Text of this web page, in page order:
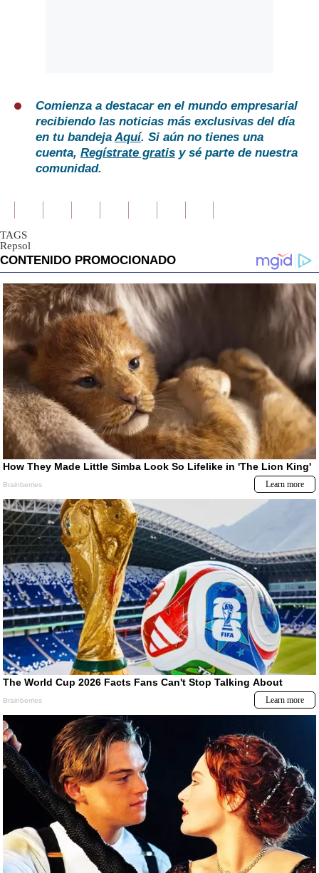
Comienza a destacar en el mundo empresarial
recibiendo las noticias más exclusivas del día
en tu bandejaAquí. Si aún no tienes una
cuenta, Regístrate gratis y sé parte de nuestra
comunidad.
TAGS
Repsol